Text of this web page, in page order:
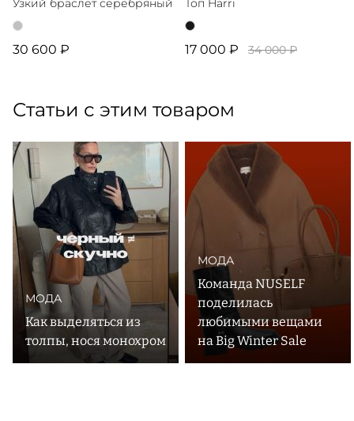
Узкий браслет серебряный
30 600 ₽
Топ Harri
17 000 ₽ 34 000 ₽
Статьи с этим товаром
МОДА
Как выделяться из
толпы, нося монохром
МОДА
Команда NUSELF
поделилась
любимыми вещами
на Big Winter Sale